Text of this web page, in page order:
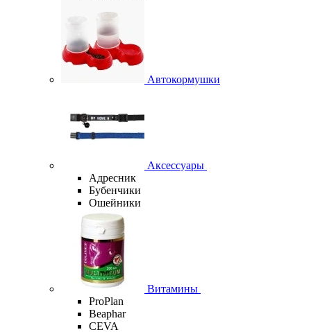
Автокормушки
Аксессуары
Адресник
Бубенчики
Ошейники
Витамины
ProPlan
Beaphar
CEVA